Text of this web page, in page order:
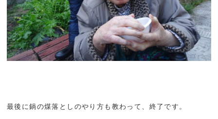
最後に鍋の煤落としのやり方も教わって、終了です。